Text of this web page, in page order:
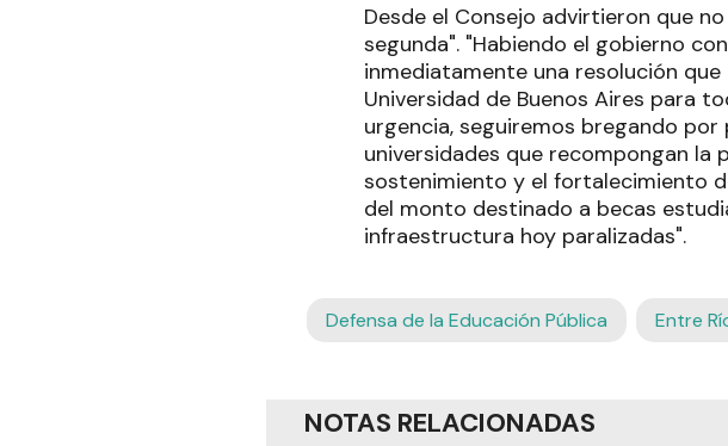
Desde el Consejo advirtieron que
segunda". "Habiendo el gobierno
inmediatamente una resolución
Universidad de Buenos Aires para
urgencia, seguiremos bregando
universidades que recompongan la
sostenimiento y el fortalecimiento
del monto destinado a becas
infraestructura hoy paralizadas".
Defensa de la Educación Pública Entre
NOTAS RELACIONADAS